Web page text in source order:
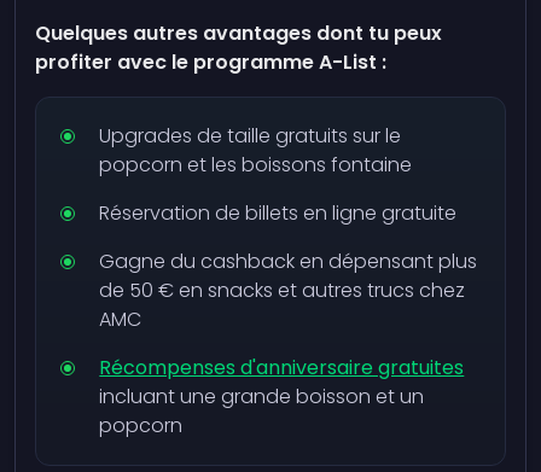
Quelques autres avantages dont tu peux
profiter avec le programme A-List :
Upgrades de taille gratuits sur le
popcorn et les boissons fontaine
Réservation de billets en ligne gratuite
Gagne du cashback en dépensant plus
de 50 € en snacks et autres trucs chez
AMC
Récompenses d'anniversaire gratuites
incluant une grande boisson et un
popcorn